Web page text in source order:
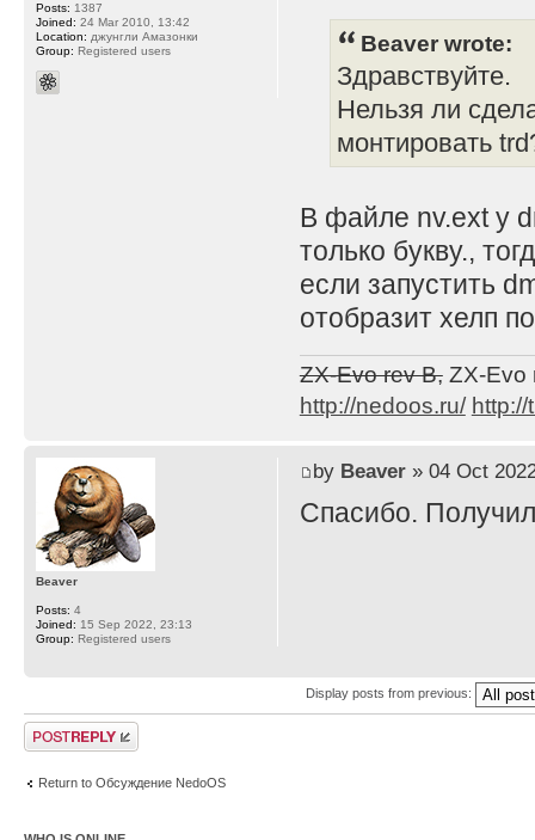
Beaver wrote:
Здравствуйте.
Нельзя ли
монтировать
В файле nv.ext у
только букву.,
если запустить
отобразит хелп
ZX-Evo rev B,ZX-Evo
http://nedoos.ru/ http://
Posts: 1387
Joined: 24 Mar 2010, 13:42
Location: джунгли Амазонки
Group: Registered users
by Beaver» 04 Oct
Спасибо.
Beaver
Posts: 4
Joined: 15 Sep 2022, 23:13
Group: Registered users
Display posts from previous:
Post a reply
Return to Обсуждение NedoOS